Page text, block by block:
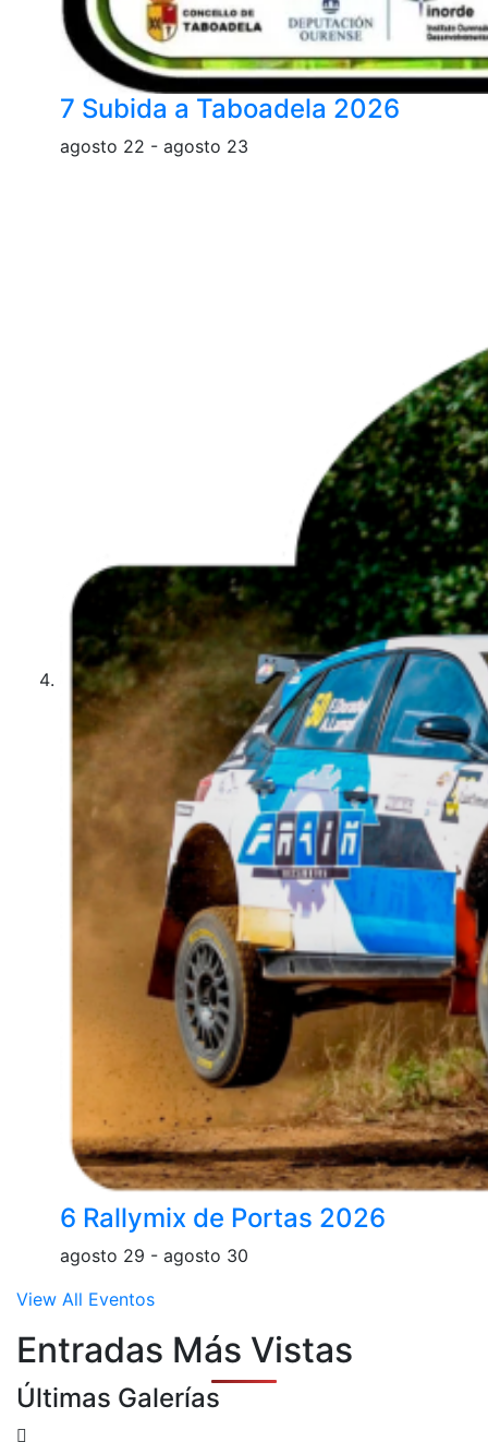
7 Subida a Taboadela 2026
agosto 22 - agosto 23
6 Rallymix de Portas 2026
agosto 29 - agosto 30
View All Eventos
Entradas Más Vistas
Últimas Galerías